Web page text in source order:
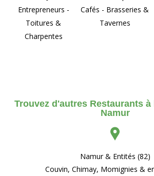
Entrepreneurs -
Toitures &
Charpentes
Cafés - Brasseries &
Tavernes
Trouvez d'autres Restaurants
Namur
Namur & Entités (82)
Couvin, Chimay, Momignies &